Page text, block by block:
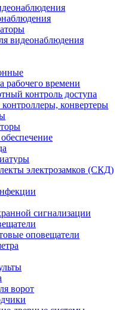
видеонаблюдения
рабочего времени
контроль доступа
конвертеры
электрозамков (СКД)
сигнализации
оповещатели
ворот